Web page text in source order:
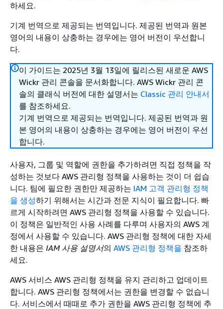
하세요.
기계 번역으로 제공되는 번역입니다. 제공된 번역과 원본
영어의 내용이 상충하는 경우에는 영어 버전이 우선합니
다.
이 가이드는 2025년 3월 13일에 릴리스된 새로운 AWS
Wickr 관리 콘솔을 문서화합니다. AWS Wickr 관리 콘
솔의 클래식 버전에 대한 설명서는 Classic 관리 안내서
를 참조하세요.
기계 번역으로 제공되는 번역입니다. 제공된 번역과 원
본 영어의 내용이 상충하는 경우에는 영어 버전이 우선
합니다.
사용자, 그룹 및 역할에 권한을 추가하려면 직접 정책을 작
성하는 것보다 AWS 관리형 정책을 사용하는 것이 더 쉽습
니다. 팀에 필요한 권한만 제공하는 IAM 고객 관리형 정책
을 생성하기 위해서는 시간과 전문 지식이 필요합니다. 빠
르게 시작하려면 AWS 관리형 정책을 사용할 수 있습니다.
이 정책은 일반적인 사용 사례를 다루며 사용자의 AWS 계
정에서 사용할 수 있습니다. AWS 관리형 정책에 대한 자세
한 내용은 IAM 사용 설명서의 AWS 관리형 정책을 참조하
세요.
AWS 서비스 AWS 관리형 정책을 유지 관리하고 업데이트
합니다. AWS 관리형 정책에서는 권한을 변경할 수 없습니
다. 서비스에서 때때로 추가 권한을 AWS 관리형 정책에 추